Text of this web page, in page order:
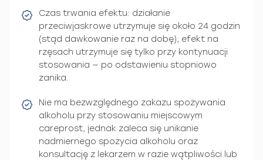
Czas trwania efektu: działanie
przeciwjaskrowe utrzymuje się około 24 godzin
(stąd dawkowanie raz na dobę); efekt na
rzęsach utrzymuje się tylko przy kontynuacji
stosowania — po odstawieniu stopniowo
zanika.
Nie ma bezwzględnego zakazu spożywania
alkoholu przy stosowaniu miejscowym
careprost, jednak zaleca się unikanie
nadmiernego spożycia alkoholu oraz
konsultację z lekarzem w razie wątpliwości lub